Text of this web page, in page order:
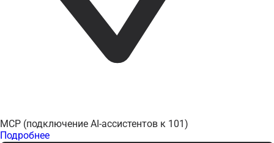
MCP (подключение AI-ассистентов к 101)
Подробнее